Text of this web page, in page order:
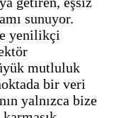
sunuyor.
yenilikçi
mutluluk
bir veri
yalnızca bize